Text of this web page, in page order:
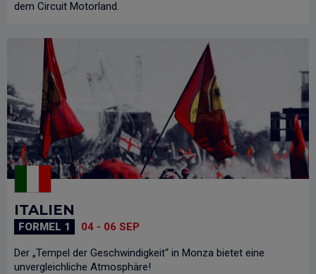
dem Circuit Motorland.
ITALIEN
FORMEL 1 04 - 06 SEP
Der „Tempel der Geschwindigkeit“ in Monza bietet eine
unvergleichliche Atmosphäre!